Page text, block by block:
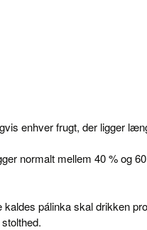
enhver frugt, der ligger
normalt mellem 40 % og
kaldes pálinka skal drikken